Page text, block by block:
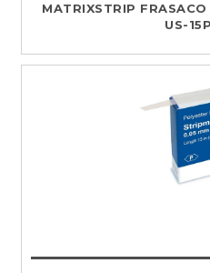
MATRIXSTRIP
US-